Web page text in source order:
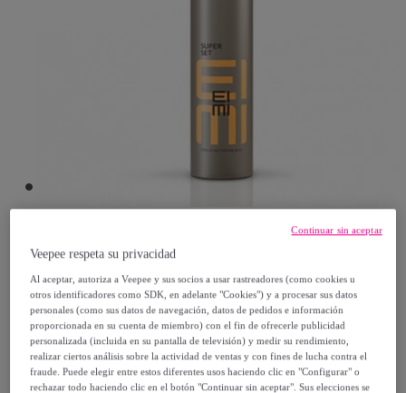
Wella
WELLA Eimi Super Set Finishing Spray
Fijación Extra Fuerte 300ml
Modelo: WELLA Eimi Super Set Finishing
Spray Fijación Extra Fuerte 300ml
Veepee respeta su privacidad
Al aceptar, autoriza a Veepee y sus socios a usar rastreadores (como cookies u
otros identificadores como SDK, en adelante "Cookies") y a procesar sus datos
personales (como sus datos de navegación, datos de pedidos e información
proporcionada en su cuenta de miembro) con el fin de ofrecerle publicidad
personalizada (incluida en su pantalla de televisión) y medir su rendimiento,
realizar ciertos análisis sobre la actividad de ventas y con fines de lucha contra el
fraude. Puede elegir entre estos diferentes usos haciendo clic en "Configurar" o
rechazar todo haciendo clic en el botón "Continuar sin aceptar". Sus elecciones se
Continuar sin aceptar